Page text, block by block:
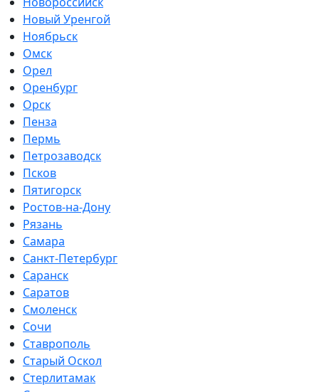
Новый Уренгой
Ноябрьск
Омск
Орел
Оренбург
Орск
Пенза
Пермь
Петрозаводск
Псков
Пятигорск
Ростов-на-Дону
Рязань
Самара
Санкт-Петербург
Саранск
Саратов
Смоленск
Сочи
Ставрополь
Старый Оскол
Стерлитамак